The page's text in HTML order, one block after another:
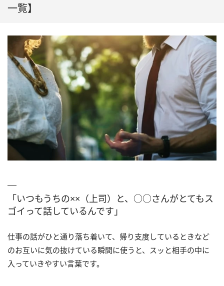
一覧】
「いつもうちの××（上司）と、○○さんがとてもス
ゴイって話しているんです」
仕事の話がひと通り落ち着いて、帰り支度しているときなど
のお互いに気の抜けている瞬間に使うと、スッと相手の中に
入っていきやすい言葉です。